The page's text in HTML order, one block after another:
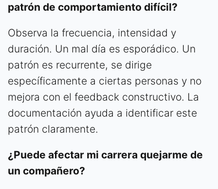
patrón de comportamiento difícil?
Observa la frecuencia, intensidad y
duración. Un mal día es esporádico. Un
patrón es recurrente, se dirige
específicamente a ciertas personas y no
mejora con el feedback constructivo. La
documentación ayuda a identificar este
patrón claramente.
¿Puede afectar mi carrera quejarme de
un compañero?